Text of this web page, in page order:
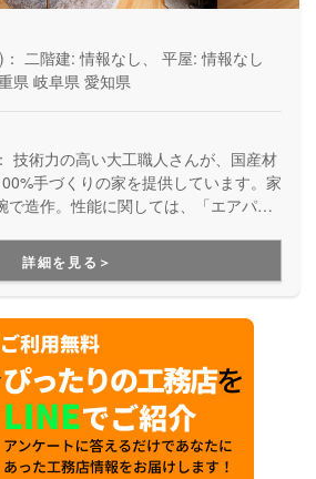
二階建: 情報なし、 平屋: 情報なし
県 岐阜県 愛知県
手づくりの家を提供しています。家
で造作。性能に関しては、「エアパス
がら、上質な住まいを実現した家づく
詳細を見る＞